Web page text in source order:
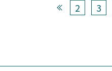
2 3